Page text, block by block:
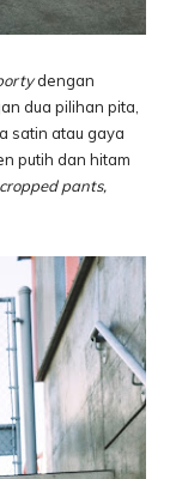
dengan
dua pilihan pita,
satin atau gaya
putih dan hitam
cropped pants,